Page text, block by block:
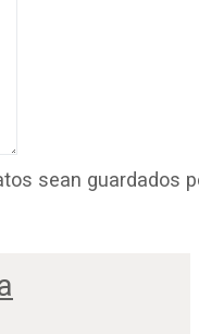
sean guardados